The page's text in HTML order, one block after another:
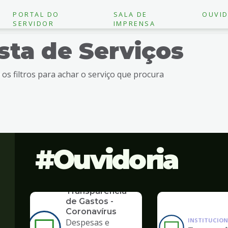
PORTAL DO
SERVIDOR
SALA DE
IMPRENSA
de Serviços
os filtros para achar o serviço que procura
Ouvidoria
Transparência
de Gastos -
Coronavírus
Despesas e